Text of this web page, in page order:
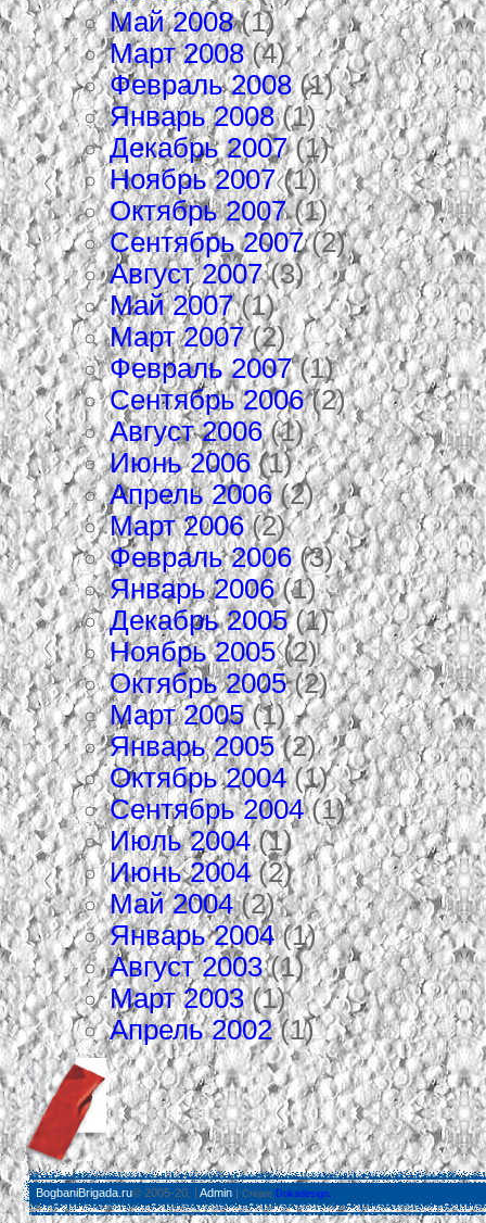
Май 2008(1)
Март 2008(4)
Февраль 2008(1)
Январь 2008(1)
Декабрь 2007(1)
Ноябрь 2007(1)
Октябрь 2007(1)
Сентябрь 2007(2)
Август 2007(3)
Май 2007(1)
Март 2007(2)
Февраль 2007(1)
Сентябрь 2006(2)
Август 2006(1)
Июнь 2006(1)
Апрель 2006(2)
Март 2006(2)
Февраль 2006(3)
Январь 2006(1)
Декабрь 2005(1)
Ноябрь 2005(2)
Октябрь 2005(2)
Март 2005(1)
Январь 2005(2)
Октябрь 2004(1)
Сентябрь 2004(1)
Июль 2004(1)
Июнь 2004(2)
Май 2004(2)
Январь 2004(1)
Август 2003(1)
Март 2003(1)
Апрель 2002(1)
BogbaniBrigada.ru© 2005-20. | Admin | Create Dokadesign.